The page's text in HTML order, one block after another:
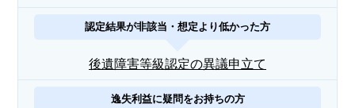
認定結果が非該当・想定より低かった方
後遺障害等級認定の異議申立て
逸失利益に疑問をお持ちの方